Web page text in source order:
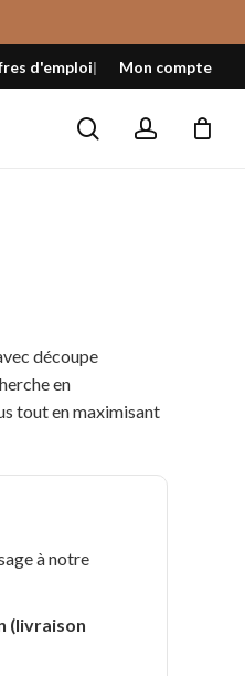
d'emploi Mon compte
searchaccount
Fermer
le
panier
découpe
en
tout en maximisant
à notre
(livraison